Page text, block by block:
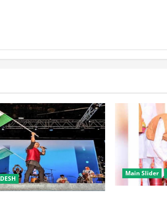
Main Slider